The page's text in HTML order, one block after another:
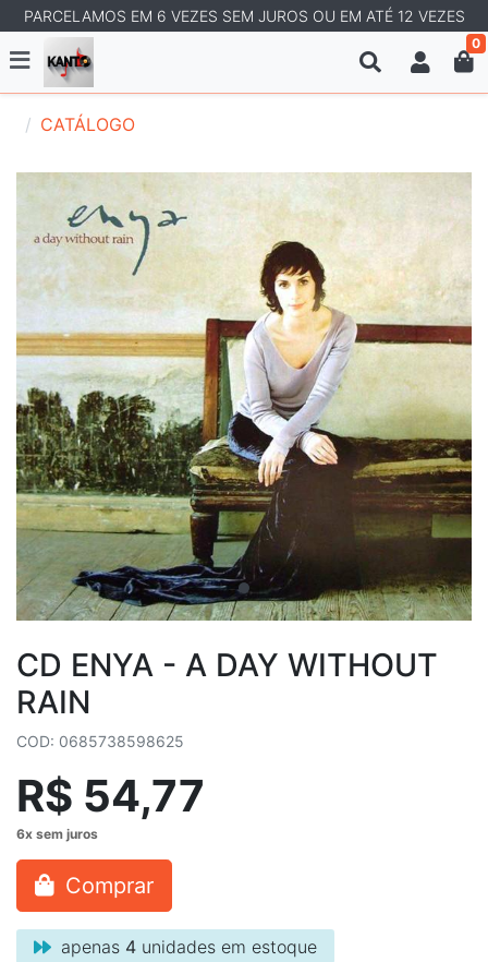
PARCELAMOS EM 6 VEZES SEM JUROS OU EM ATÉ 12 VEZES
0
CATÁLOGO
CD ENYA - A DAY WITHOUT
RAIN
COD: 0685738598625
R$ 54,77
Comprar
apenas 4 unidades em estoque